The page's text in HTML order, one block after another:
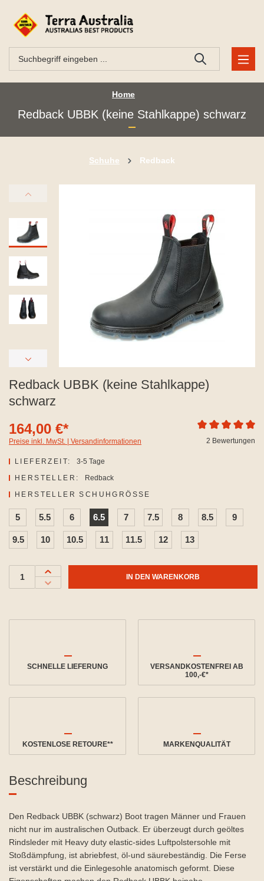
Home
Redback UBBK (keine Stahlkappe) schwarz
Schuhe Redback
Redback UBBK (keine Stahlkappe)
schwarz
164,00 €*
Preise inkl. MwSt. | Versandinformationen 2 Bewertungen
LIEFERZEIT:
3-5 Tage
HERSTELLER:
Redback
HERSTELLER SCHUHGRÖSSE
5 5.5 6 6.5 7 7.5 8 8.5 9
9.5 10 10.5 11 11.5 12 13
IN DEN WARENKORB
SCHNELLE LIEFERUNG
VERSANDKOSTENFREI AB
100,-€*
KOSTENLOSE RETOURE** MARKENQUALITÄT
Beschreibung
Den Redback UBBK (schwarz) Boot tragen Männer und Frauen
nicht nur im australischen Outback. Er überzeugt durch geöltes
Rindsleder mit Heavy duty elastic-sides Luftpolstersohle mit
Stoßdämpfung, ist abriebfest, öl-und säurebeständig. Die Ferse
ist verstärkt und die Einlegesohle anatomisch geformt. Diese